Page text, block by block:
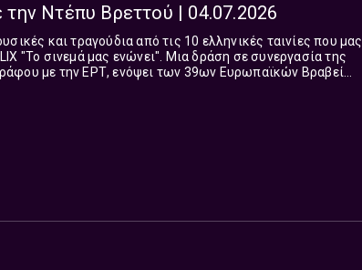
Ντέπυ Βρεττού | 04.07.2026
και τραγούδια από τις 10 ελληνικές ταινίες που μας
"Το σινεμά μας ενώνει". Μια δράση σε συνεργασία της
με την ΕΡΤ, ενόψει των 39ων Ευρωπαϊκών Βραβείων